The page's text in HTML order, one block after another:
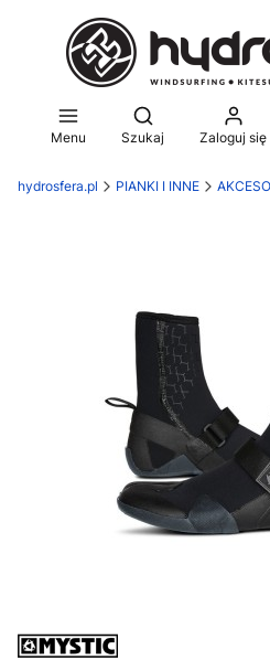
Menu
Otwórz
Szukaj Zaloguj się
hydrosfera.pl PIANKI I INNE